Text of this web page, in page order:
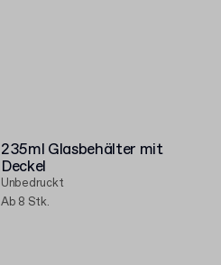
235ml Glasbehälter mit
Deckel
Unbedruckt
Ab 8 Stk.